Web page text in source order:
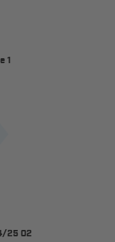
1
25 02